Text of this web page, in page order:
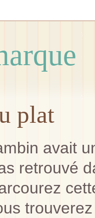
plat
avait
retrouvé